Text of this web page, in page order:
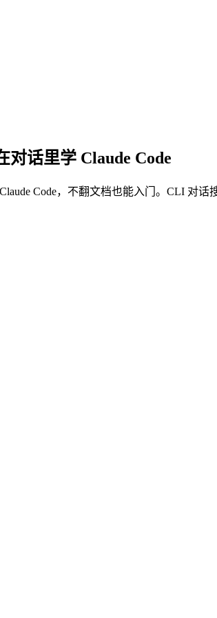
话里学 Claude Code
Code，不翻文档也能入门。CLI 对话